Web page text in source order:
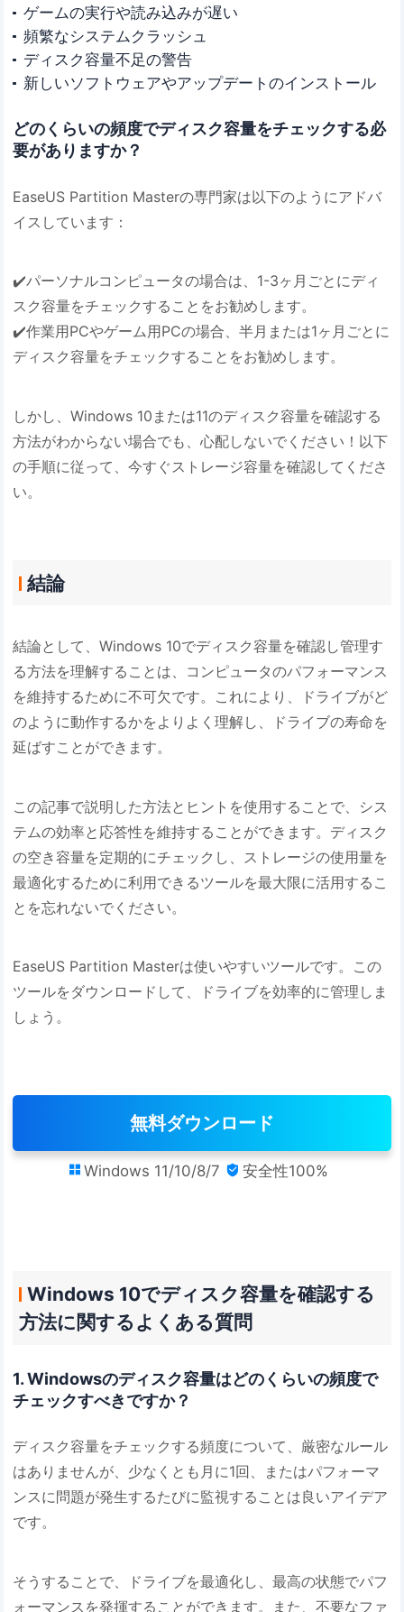
ゲームの実行や読み込みが遅い
頻繁なシステムクラッシュ
ディスク容量不足の警告
新しいソフトウェアやアップデートのインストール
どのくらいの頻度でディスク容量をチェックする必
要がありますか？
EaseUS Partition Masterの専門家は以下のようにアドバ
イスしています：
✔️パーソナルコンピュータの場合は、1-3ヶ月ごとにディ
スク容量をチェックすることをお勧めします。
✔️作業用PCやゲーム用PCの場合、半月または1ヶ月ごとに
ディスク容量をチェックすることをお勧めします。
しかし、Windows 10または11のディスク容量を確認する
方法がわからない場合でも、心配しないでください！以下
の手順に従って、今すぐストレージ容量を確認してくださ
い。
結論
結論として、Windows 10でディスク容量を確認し管理す
る方法を理解することは、コンピュータのパフォーマンス
を維持するために不可欠です。これにより、ドライブがど
のように動作するかをよりよく理解し、ドライブの寿命を
延ばすことができます。
この記事で説明した方法とヒントを使用することで、シス
テムの効率と応答性を維持することができます。ディスク
の空き容量を定期的にチェックし、ストレージの使用量を
最適化するために利用できるツールを最大限に活用するこ
とを忘れないでください。
EaseUS Partition Masterは使いやすいツールです。この
ツールをダウンロードして、ドライブを効率的に管理しま
しょう。
無料ダウンロード
 Windows 11/10/8/7  安全性100%
Windows 10でディスク容量を確認する
方法に関するよくある質問
1. Windowsのディスク容量はどのくらいの頻度で
チェックすべきですか？
ディスク容量をチェックする頻度について、厳密なルール
はありませんが、少なくとも月に1回、またはパフォーマ
ンスに問題が発生するたびに監視することは良いアイデア
です。
そうすることで、ドライブを最適化し、最高の状態でパフ
ォーマンスを発揮することができます。また、不要なファ